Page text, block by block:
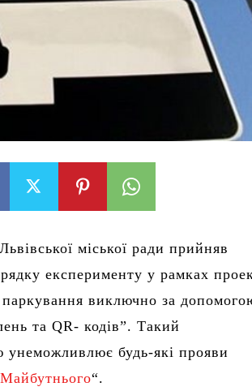
міської ради прийняв
експерименту у рамках
виключно за
та QR- кодів”. Такий
будь-які прояви
“.